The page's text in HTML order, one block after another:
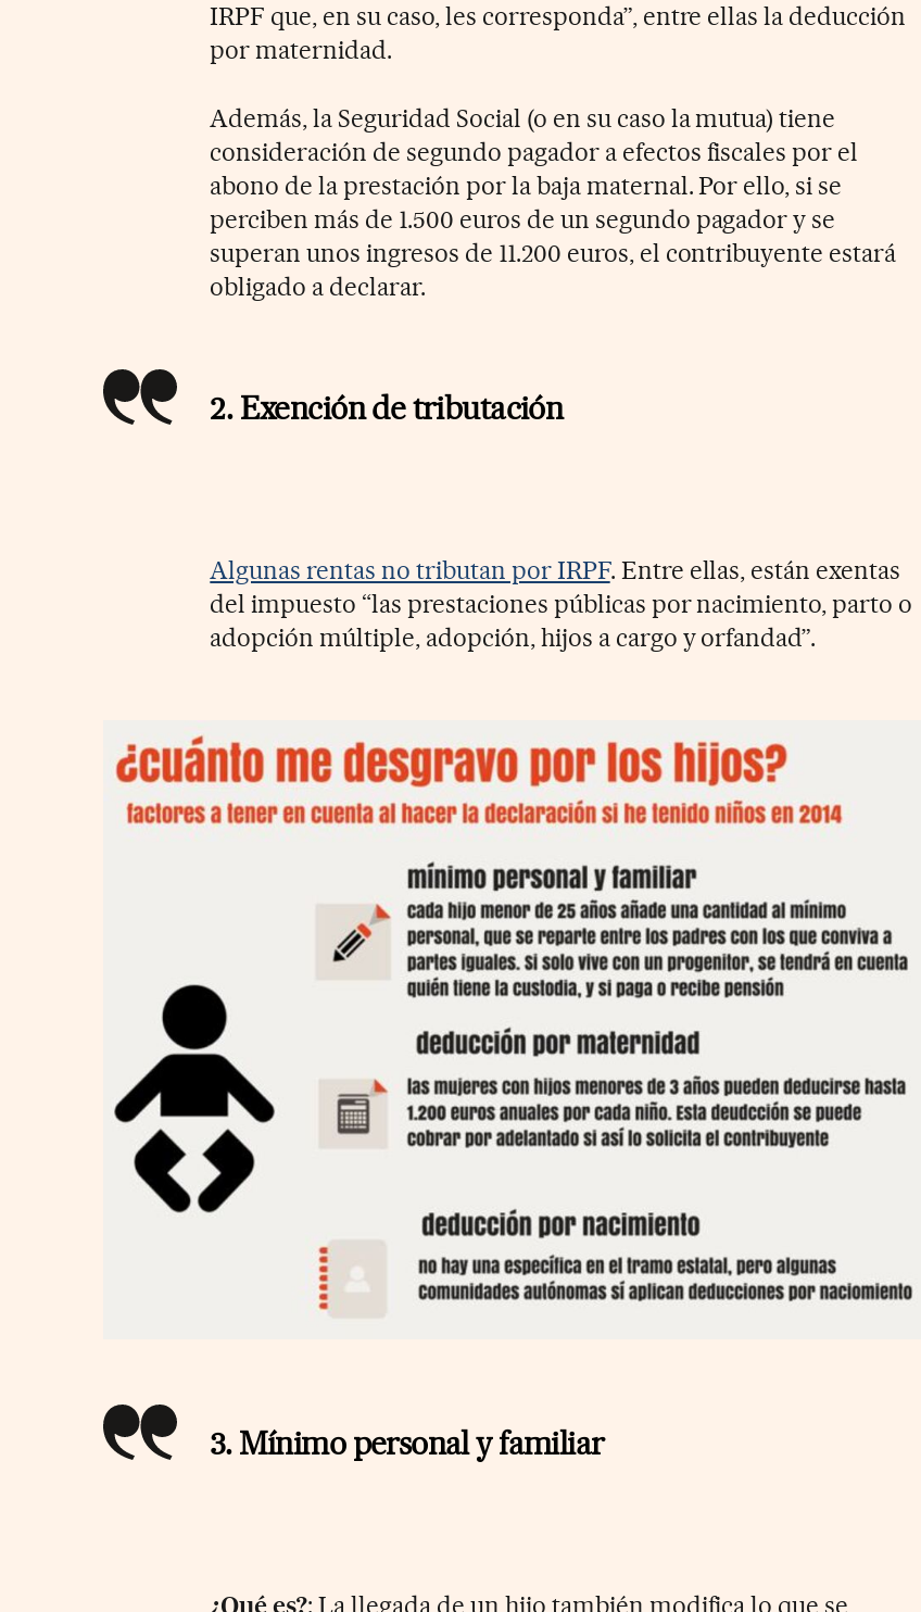
IRPF que, en su caso, les corresponda”, entre ellas la deducción
por maternidad.
Además, la Seguridad Social (o en su caso la mutua) tiene
consideración de segundo pagador a efectos fiscales por el
abono de la prestación por la baja maternal. Por ello, si se
perciben más de 1.500 euros de un segundo pagador y se
superan unos ingresos de 11.200 euros, el contribuyente estará
obligado a declarar.
2. Exención de tributación
Algunas rentas no tributan por IRPF. Entre ellas, están exentas
del impuesto “las prestaciones públicas por nacimiento, parto o
adopción múltiple, adopción, hijos a cargo y orfandad”.
3. Mínimo personal y familiar
¿Qué es?: La llegada de un hijo también modifica lo que se